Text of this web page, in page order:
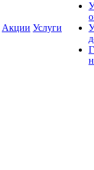
Акции Услуги